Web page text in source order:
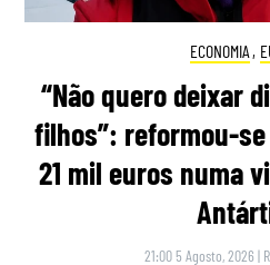
ECONOMIA ,
“Não quero deixar
filhos”: reformou-
21 mil euros numa
21:00 5 Agosto, 2026 |